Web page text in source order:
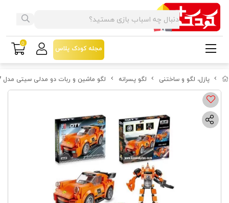
پازل، لگو و ساختنی لگو پسرانه لگو ماشین و ربات دو مدلی سیتی مدل 587-123
مجله کودک پلاس
0